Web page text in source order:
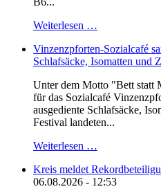
Weiterlesen …
Vinzenzpforten-Sozialcafé
Schlafsäcke, Isomatten und
Unter dem Motto "Bett statt
für das Sozialcafé
ausgediente Schlafsäcke,
Festival landeten...
Weiterlesen …
Kreis meldet
06.08.2026 - 12:53